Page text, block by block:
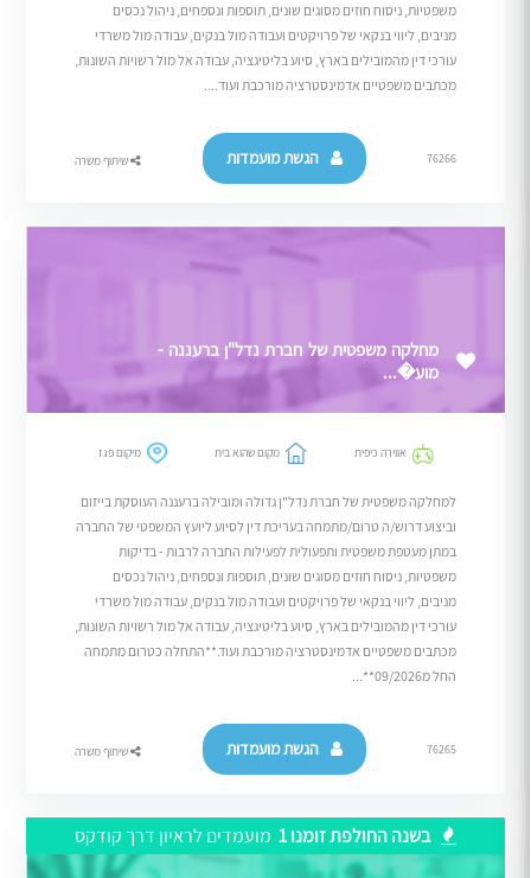
משפטיות, ניסוח חוזים מסוגים שונים, תוספות ונספחים, ניהול נכסים
מניבים, ליווי בנקאי של פרויקטים ועבודה מול בנקים, עבודה מול משרדי
עורכי דין מהמובילים בארץ, סיוע בליטיגציה, עבודה אל מול רשויות השונות,
מכתבים משפטיים אדמינסטרציה מורכבת ועוד....
76266 הגשת מועמדות שיתוף משרה
מחלקה משפטית של חברת נדל"ן ברעננה -
מוע�...
אווירה כיפית מקום שהוא בית מיקום פגז
למחלקה משפטית של חברת נדל"ן גדולה ומובילה ברעננה העוסקת בייזום
וביצוע דרוש/ה טרום/מתמחה בעריכת דין לסיוע ליועץ המשפטי של החברה
במתן מעטפת משפטית ותפעולית לפעילות החברה לרבות - בדיקות
משפטיות, ניסוח חוזים מסוגים שונים, תוספות ונספחים, ניהול נכסים
מניבים, ליווי בנקאי של פרויקטים ועבודה מול בנקים, עבודה מול משרדי
עורכי דין מהמובילים בארץ, סיוע בליטיגציה, עבודה אל מול רשויות השונות,
מכתבים משפטיים אדמינסטרציה מורכבת ועוד.**התחלה כטרום מתמחה
החל מ09/2026**...
76265 הגשת מועמדות שיתוף משרה
בשנה החולפת זומנו 1 מועמדים לראיון דרך קודקס